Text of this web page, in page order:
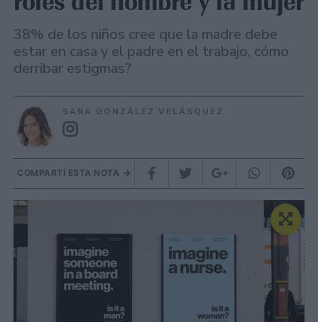
38% de los niños cree que la madre debe
estar en casa y el padre en el trabajo, cómo
derribar estigmas?
SARA GONZÁLEZ VELÁSQUEZ
COMPARTÍ ESTA NOTA